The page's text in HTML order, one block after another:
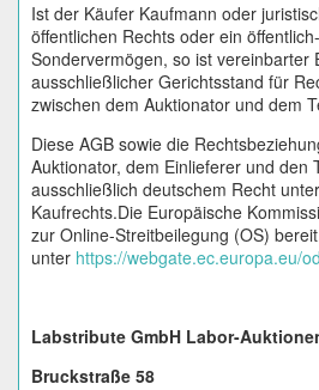
Ist der Käufer Kaufmann oder
öffentlichen Rechts oder ein
Sondervermögen, so ist vereinbarter
ausschließlicher Gerichtsstand für
zwischen dem Auktionator und dem
Diese AGB sowie die
Auktionator, dem Einlieferer und den
ausschließlich deutschem Recht
Kaufrechts.Die Europäische
zur Online-Streitbeilegung (OS)
unter https://webgate.ec.europa.eu/
Labstribute GmbH Labor-
Bruckstraße 58